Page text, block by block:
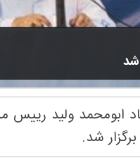
شد
ولید رییس
شد.